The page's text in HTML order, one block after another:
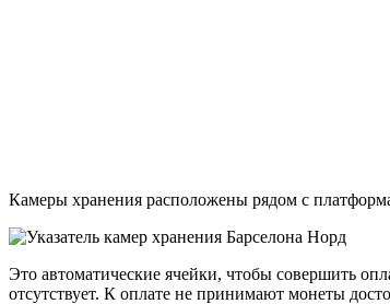
Камеры хранения расположены рядом с
Это автоматические ячейки, чтобы совершить
отсутствует. К оплате не принимают монеты